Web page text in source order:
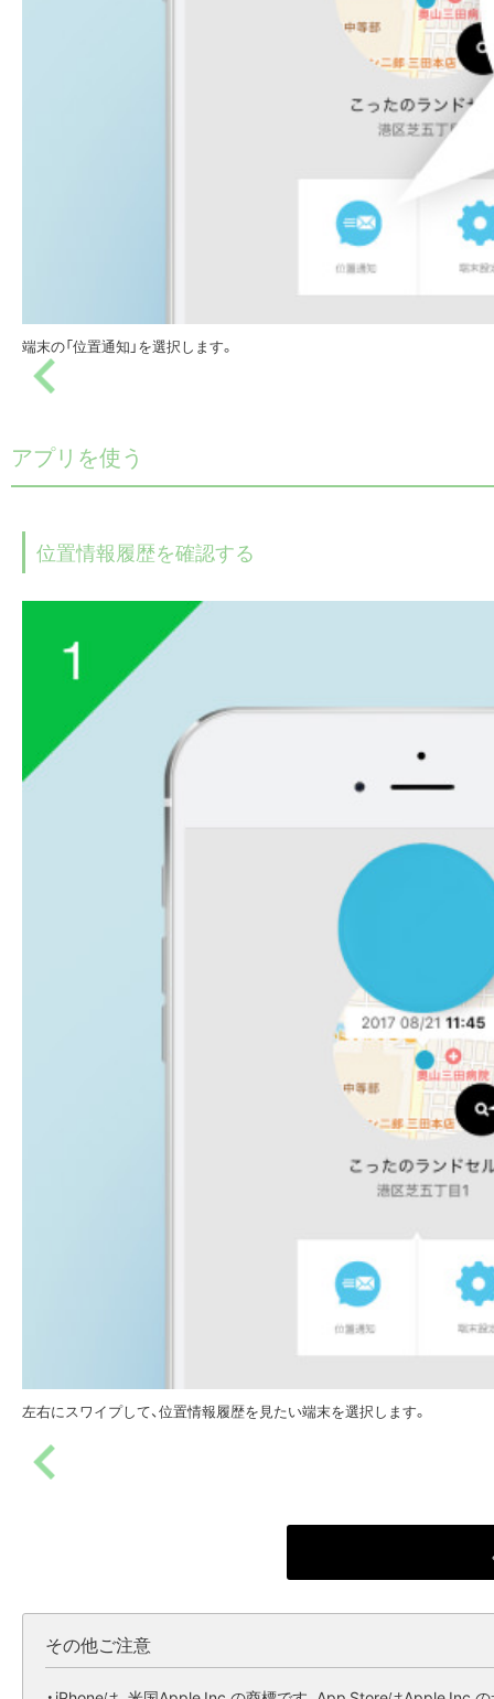
端末の「位置通知」を選択します。
アプリを使う
位置情報履歴を確認する
左右にスワイプして、位置情報履歴を見たい端末を選択します。
その他ご注意